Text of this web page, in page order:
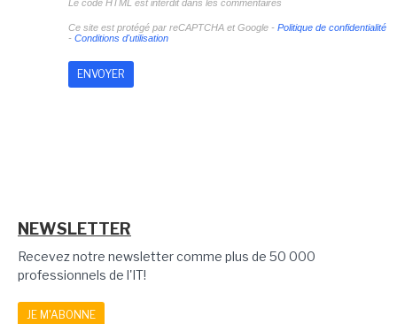
Le code HTML est interdit dans les commentaires
Ce site est protégé par reCAPTCHA et Google - Politique de confidentialité
- Conditions d'utilisation
NEWSLETTER
Recevez notre newsletter comme plus de 50 000
professionnels de l'IT!
JE M'ABONNE